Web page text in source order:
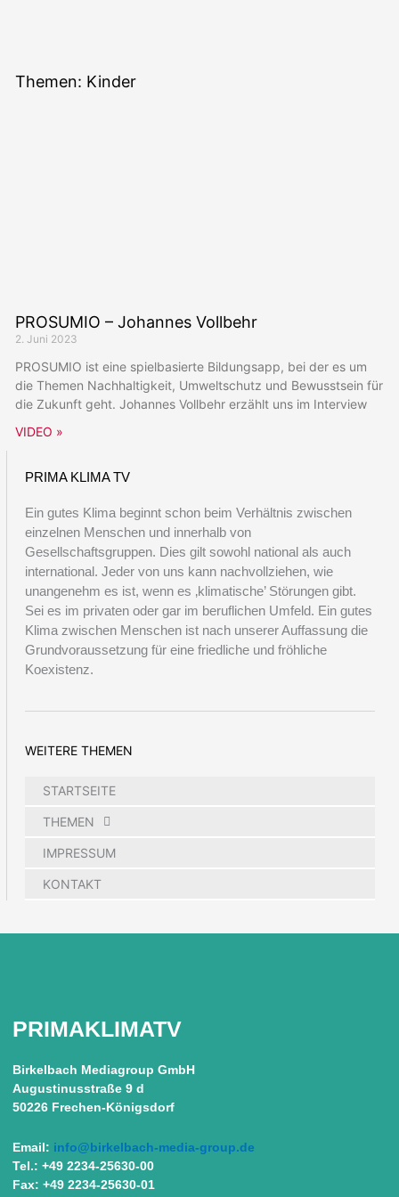
Themen: Kinder
PROSUMIO – Johannes Vollbehr
2. Juni 2023
PROSUMIO ist eine spielbasierte Bildungsapp, bei der es um
die Themen Nachhaltigkeit, Umweltschutz und Bewusstsein für
die Zukunft geht. Johannes Vollbehr erzählt uns im Interview
VIDEO »
PRIMA KLIMA TV
Ein gutes Klima beginnt schon beim Verhältnis zwischen
einzelnen Menschen und innerhalb von
Gesellschaftsgruppen. Dies gilt sowohl national als auch
international. Jeder von uns kann nachvollziehen, wie
unangenehm es ist, wenn es ‚klimatische’ Störungen gibt.
Sei es im privaten oder gar im beruflichen Umfeld. Ein gutes
Klima zwischen Menschen ist nach unserer Auffassung die
Grundvoraussetzung für eine friedliche und fröhliche
Koexistenz.
WEITERE THEMEN
STARTSEITE
THEMEN
IMPRESSUM
KONTAKT
PRIMAKLIMATV
Birkelbach Mediagroup GmbH
Augustinusstraße 9 d
50226 Frechen-Königsdorf
Email: info@birkelbach-media-group.de
Tel.: +49 2234-25630-00
Fax: +49 2234-25630-01